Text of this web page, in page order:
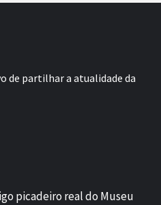
de partilhar a atualidade da
picadeiro real do Museu